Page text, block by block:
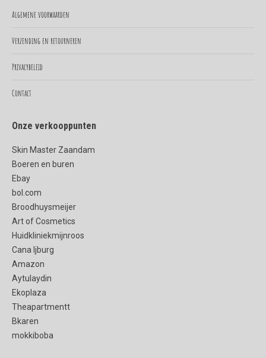
in
window
in
window
Algemene voorwaarden
Verzending en retourneren
Privacybeleid
Contact
Onze verkooppunten
Skin Master Zaandam
Boeren en buren
Ebay
bol.com
Broodhuysmeijer
Art of Cosmetics
Huidkliniekmijnroos
Cana Ijburg
Amazon
Aytulaydin
Ekoplaza
Theapartmentt
Bkaren
mokkiboba